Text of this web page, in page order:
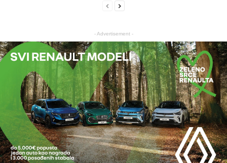
- Advertisement -